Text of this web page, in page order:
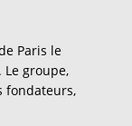
Paris le
groupe,
fondateurs,